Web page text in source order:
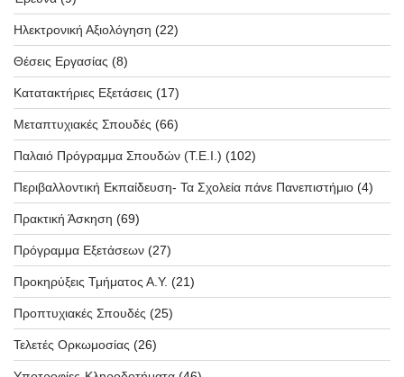
Ηλεκτρονική Αξιολόγηση (22)
Θέσεις Εργασίας (8)
Κατατακτήριες Εξετάσεις (17)
Μεταπτυχιακές Σπουδές (66)
Παλαιό Πρόγραμμα Σπουδών (T.E.I.) (102)
Περιβαλλοντική Εκπαίδευση- Τα Σχολεία πάνε Πανεπιστήμιο (4)
Πρακτική Άσκηση (69)
Πρόγραμμα Εξετάσεων (27)
Προκηρύξεις Τμήματος Α.Υ. (21)
Προπτυχιακές Σπουδές (25)
Τελετές Ορκωμοσίας (26)